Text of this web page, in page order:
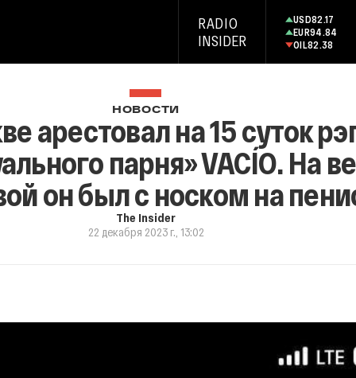
RADIO
INSIDER
USD82.17
EUR94.84
OIL82.38
НОВОСТИ
арестовал на 15 суток
парня» VACÍO. На
он был с носком на
The Insider
22 декабря 2023 г., 13:02